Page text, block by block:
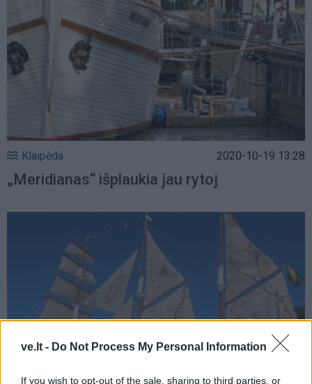
ve.lt - Do Not Process My Personal Information
If you wish to opt-out of the sale, sharing to third parties, or
Klaipėda 2020-10-19 13:28
„Meridianas“ išplaukia jau rytoj